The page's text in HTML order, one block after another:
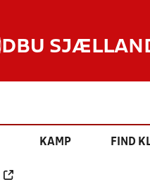
DBU
KAMP FIND